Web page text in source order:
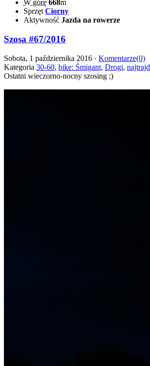
W górę 668m
Sprzęt Ciorny
Aktywność Jazda na rowerze
Szosa #67/2016
Sobota, 1 października 2016 · Komentarze(0)
Kategoria 30-60, bike: Śmigant, Drogi, najtrajd
Ostatni wieczorno-nocny szosing ;)